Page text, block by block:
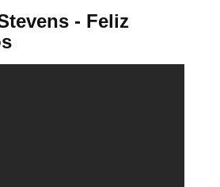
- Feliz